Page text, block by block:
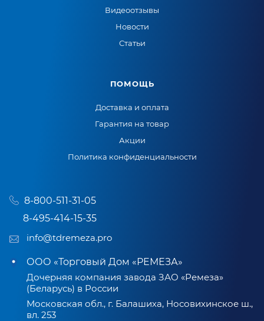
Видеоотзывы
Новости
Статьи
ПОМОЩЬ
Доставка и оплата
Гарантия на товар
Акции
Политика конфиденциальности
8-800-511-31-05
8-495-414-15-35
info@tdremeza.pro
ООО «Торговый Дом «РЕМЕЗА»
Дочерняя компания завода ЗАО «Ремеза»
(Беларусь) в России
Московская обл., г. Балашиха, Носовихинское ш.,
вл. 253